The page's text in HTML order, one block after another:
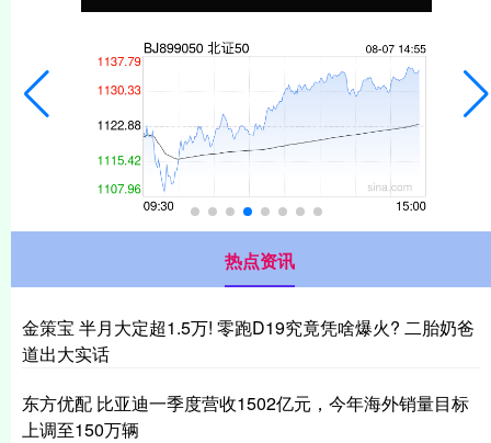
热点资讯
金策宝 半月大定超1.5万! 零跑D19究竟凭啥爆火? 二胎奶爸
道出大实话
东方优配 比亚迪一季度营收1502亿元，今年海外销量目标
上调至150万辆